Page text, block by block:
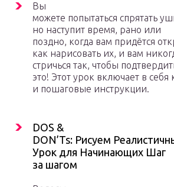
Вы
можете попытаться спрятать
но наступит время, рано или
поздно, когда вам придётся
как нарисовать их, и вам
стричься так, чтобы
это! Этот урок включает в
и пошаговые инструкции.
DOS &
DON’Ts: Рисуем
Урок для Начинающих Шаг
за шагом